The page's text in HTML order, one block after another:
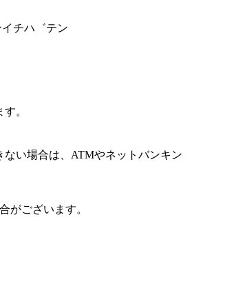
チハ゛テン
。
い場合は、ATMやネットバンキン
がございます。